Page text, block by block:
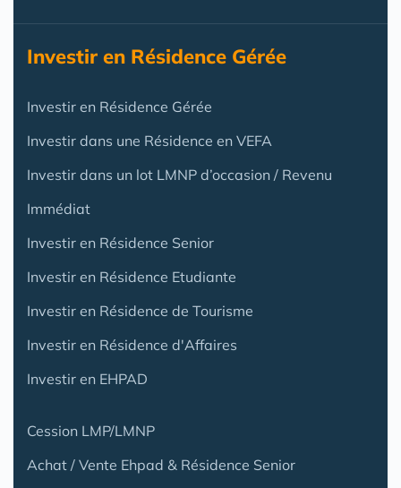
Investir en Résidence Gérée
Investir en Résidence Gérée
Investir dans une Résidence en VEFA
Investir dans un lot LMNP d’occasion / Revenu
Immédiat
Investir en Résidence Senior
Investir en Résidence Etudiante
Investir en Résidence de Tourisme
Investir en Résidence d'Affaires
Investir en EHPAD
Cession LMP/LMNP
Achat / Vente Ehpad & Résidence Senior